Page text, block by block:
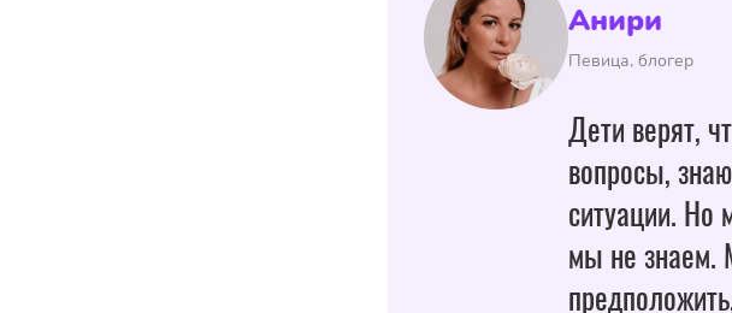
Анири
Певица, блогер
Дети верят,
вопросы,
ситуации. Но
мы не знаем.